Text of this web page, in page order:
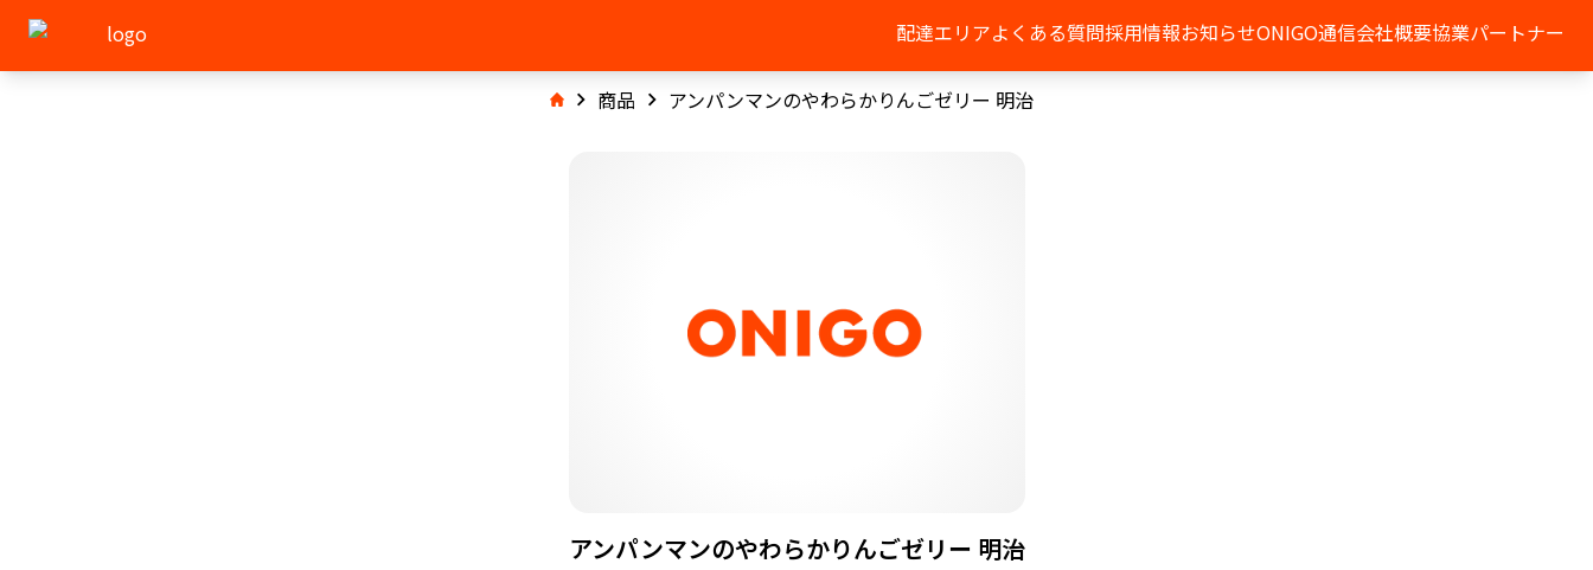
配達エリアよくある質問採用情報お知らせONIGO通信会社概要協業パートナー
商品 アンパンマンのやわらかりんごゼリー 明治
アンパンマンのやわらかりんごゼリー 明治